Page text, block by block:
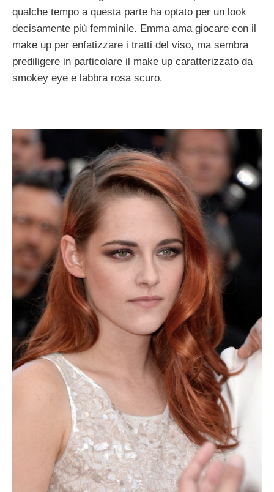
qualche tempo a questa parte ha optato per un look
decisamente più femminile. Emma ama giocare con il
make up per enfatizzare i tratti del viso, ma sembra
prediligere in particolare il make up caratterizzato da
smokey eye e labbra rosa scuro.